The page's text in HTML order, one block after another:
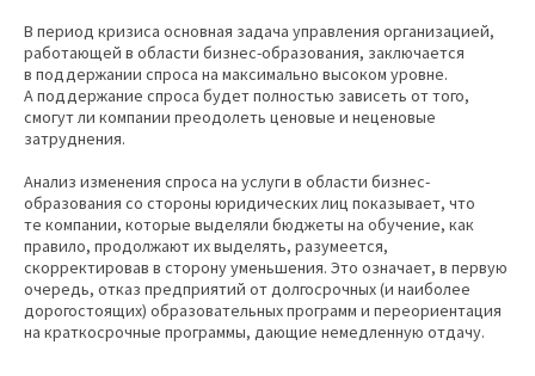
В период кризиса основная задача управления организацией,
работающей в области бизнес-образования, заключается
в поддержании спроса на максимально высоком уровне.
А поддержание спроса будет полностью зависеть от того,
смогут ли компании преодолеть ценовые и неценовые
затруднения.
Анализ изменения спроса на услуги в области бизнес-
образования со стороны юридических лиц показывает, что
те компании, которые выделяли бюджеты на обучение, как
правило, продолжают их выделять, разумеется,
скорректировав в сторону уменьшения. Это означает, в первую
очередь, отказ предприятий от долгосрочных (и наиболее
дорогостоящих) образовательных программ и переориентация
на краткосрочные программы, дающие немедленную отдачу.